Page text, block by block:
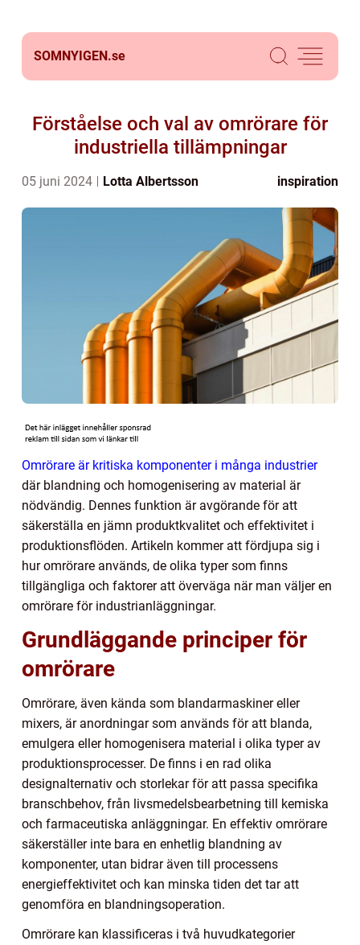
SOMNYIGEN.se
Förståelse och val av omrörare för
industriella tillämpningar
05 juni 2024 Lotta Albertsson inspiration
Omrörare är kritiska komponenter i många industrier
där blandning och homogenisering av material är
nödvändig. Dennes funktion är avgörande för att
säkerställa en jämn produktkvalitet och effektivitet i
produktionsflöden. Artikeln kommer att fördjupa sig i
hur omrörare används, de olika typer som finns
tillgängliga och faktorer att överväga när man väljer en
omrörare för industrianläggningar.
Grundläggande principer för
omrörare
Omrörare, även kända som blandarmaskiner eller
mixers, är anordningar som används för att blanda,
emulgera eller homogenisera material i olika typer av
produktionsprocesser. De finns i en rad olika
designalternativ och storlekar för att passa specifika
branschbehov, från livsmedelsbearbetning till kemiska
och farmaceutiska anläggningar. En effektiv omrörare
säkerställer inte bara en enhetlig blandning av
komponenter, utan bidrar även till processens
energieffektivitet och kan minska tiden det tar att
genomföra en blandningsoperation.
Omrörare kan klassificeras i två huvudkategorier